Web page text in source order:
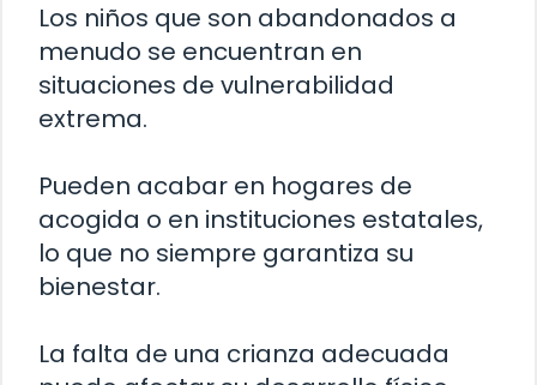
Los niños que son abandonados a
menudo se encuentran en
situaciones de vulnerabilidad
extrema.
Pueden acabar en hogares de
acogida o en instituciones estatales,
lo que no siempre garantiza su
bienestar.
La falta de una crianza adecuada